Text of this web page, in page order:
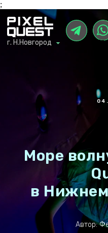
;
г. Н.Новгород
г. Н.Новгород
Море
в
Автор: